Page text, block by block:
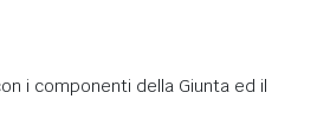
i componenti della Giunta ed il